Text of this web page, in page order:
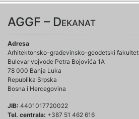
AGGF – Dekanat
Adresa
Arhitektonsko-građevinsko-geodetski fakultet
Bulevar vojvode Petra Bojovića 1A
78 000 Banja Luka
Republika Srpska
Bosna i Hercegovina
JIB: 4401017720022
Tel. centrala: +387 51 462 616